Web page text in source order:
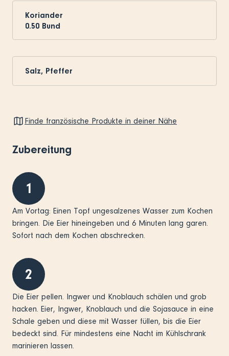
Koriander
0.50 Bund
Salz, Pfeffer
Finde französische Produkte in deiner Nähe
Zubereitung
1
Am Vortag: Einen Topf ungesalzenes Wasser zum Kochen
bringen. Die Eier hineingeben und 6 Minuten lang garen.
Sofort nach dem Kochen abschrecken.
2
Die Eier pellen. Ingwer und Knoblauch schälen und grob
hacken. Eier, Ingwer, Knoblauch und die Sojasauce in eine
Schale geben und diese mit Wasser füllen, bis die Eier
bedeckt sind. Für mindestens eine Nacht im Kühlschrank
marinieren lassen.